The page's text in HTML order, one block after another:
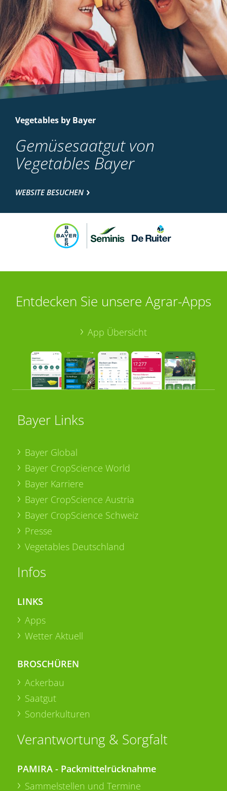
Vegetables by Bayer
Gemüsesaatgut von
Vegetables Bayer
WEBSITE BESUCHEN
Entdecken Sie unsere Agrar-Apps
App Übersicht
Bayer Links
Bayer Global
Bayer CropScience World
Bayer Karriere
Bayer CropScience Austria
Bayer CropScience Schweiz
Presse
Vegetables Deutschland
Infos
LINKS
Apps
Wetter Aktuell
BROSCHÜREN
Ackerbau
Saatgut
Sonderkulturen
Verantwortung & Sorgfalt
PAMIRA - Packmittelrücknahme
Sammelstellen und Termine